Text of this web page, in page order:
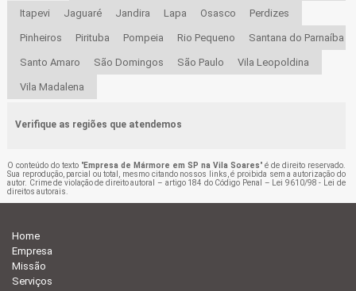
Itapevi Jaguaré Jandira Lapa Osasco Perdizes
Pinheiros Pirituba Pompeia Rio Pequeno Santana do Parnaíba
Santo Amaro São Domingos São Paulo Vila Leopoldina
Vila Madalena
Verifique as regiões que atendemos
O conteúdo do texto "Empresa de Mármore em SP na Vila Soares" é de direito reservado.
Sua reprodução, parcial ou total, mesmo citando nossos links, é proibida sem a autorização do
autor. Crime de violação de direito autoral – artigo 184 do Código Penal – Lei 9610/98 - Lei de
direitos autorais.
Home
Empresa
Missão
Serviços